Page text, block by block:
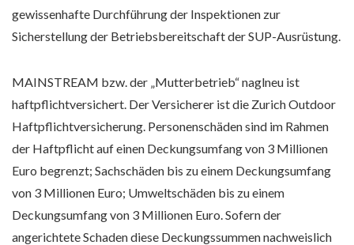
gewissenhafte Durchführung der Inspektionen zur
Sicherstellung der Betriebsbereitschaft der SUP-Ausrüstung.
MAINSTREAM bzw. der „Mutterbetrieb“ naglneu ist
haftpflichtversichert. Der Versicherer ist die Zurich Outdoor
Haftpflichtversicherung. Personenschäden sind im Rahmen
der Haftpflicht auf einen Deckungsumfang von 3 Millionen
Euro begrenzt; Sachschäden bis zu einem Deckungsumfang
von 3 Millionen Euro; Umweltschäden bis zu einem
Deckungsumfang von 3 Millionen Euro. Sofern der
angerichtete Schaden diese Deckungssummen nachweislich